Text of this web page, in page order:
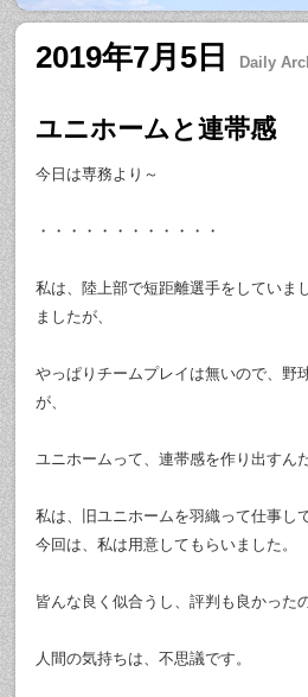
2019年7月5日 Daily
ユニホームと連帯感
今日は専務より～
・・・・・・・・・・・・
私は、陸上部で短距離選手をしていま
ましたが、
やっぱりチームプレイは無いので、野
が、
ユニホームって、連帯感を作り出すん
私は、旧ユニホームを羽織って仕事し
今回は、私は用意してもらいました。
皆んな良く似合うし、評判も良かった
人間の気持ちは、不思議です。